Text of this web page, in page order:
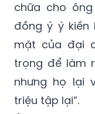
phải hoãn để
LS Nguyễn
chữa cho
đồng ý ý kiến
mặt của đại
trọng để làm